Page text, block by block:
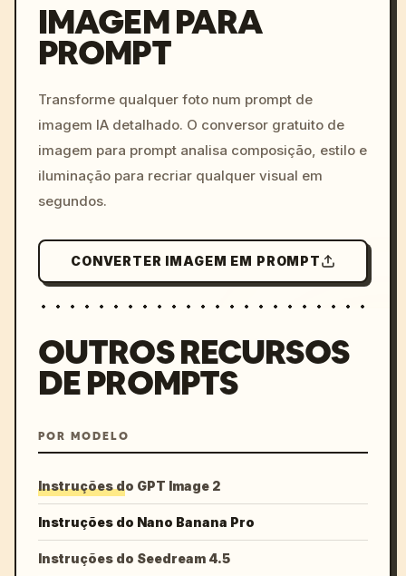
colors, 8k --v 6.0
IMAGEM PARA
PROMPT
Transforme qualquer foto num prompt de
imagem IA detalhado. O conversor gratuito de
imagem para prompt analisa composição, estilo e
iluminação para recriar qualquer visual em
segundos.
CONVERTER IMAGEM EM PROMPT
OUTROS RECURSOS
DE PROMPTS
POR MODELO
Instruções do GPT Image 2
Instruções do Nano Banana Pro
Instruções do Seedream 4.5